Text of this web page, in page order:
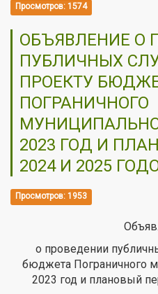
Просмотров: 1574
ОБЪЯВЛЕНИЕ О
ПУБЛИЧНЫХ
ПРОЕКТУ
ПОГРАНИЧНОГО
2023 ГОД И
2024 И 2025
Просмотров: 1953
о проведении
бюджета Пограничного
2023 год и плановый